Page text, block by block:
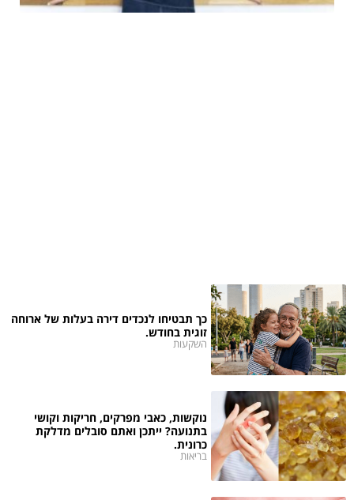
כך תבטיחו לנכדים דירה בעלות של ארוחה
זוגית בחודש.
השקעות
נוקשות, כאבי מפרקים, חריקות וקושי
בתנועה? ייתכן ואתם סובלים מדלקת
כרונית.
בריאות